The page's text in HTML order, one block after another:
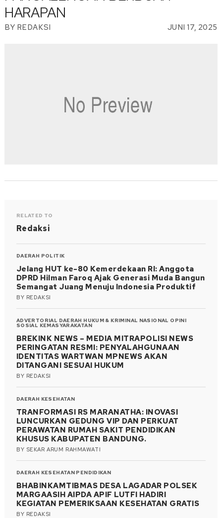
HARAPAN
BY REDAKSI JUNI 17, 2025
RELATED TO
Redaksi
DAERAH POLITIK
Jelang HUT ke-80 Kemerdekaan RI: Anggota
DPRD Hilman Faroq Ajak Generasi Muda Bangun
Semangat Juang Menuju Indonesia Produktif
BY REDAKSI
ADVERTORIAL DAERAH HUKUM & KRIMINAL NASIONAL OPINI
SOSIAL KEMASYARAKATAN
BREKINK NEWS – MEDIA MITRAPOLISI NEWS
PERINGATAN RESMI: PENYALAHGUNAAN
IDENTITAS WARTWAN MPNEWS AKAN
DITANGANI SESUAI HUKUM
BY REDAKSI
DAERAH KESEHATAN
TRANFORMASI RS MARANATHA: INOVASI
LUNCURKAN GEDUNG VIP DAN PERKUAT
PERAWATAN RUMAH SAKIT PENDIDIKAN
KHUSUS KABUPATEN BANDUNG.
BY SEKAR ARUM RAHMAWATI
DAERAH KESEHATAN PENDIDIKAN
BHABINKAMTIBMAS DESA LAGADAR POLSEK
MARGAASIH AIPDA APIF LUTFI HADIRI
KEGIATAN PEMERIKSAAN KESEHATAN GRATIS
BY REDAKSI